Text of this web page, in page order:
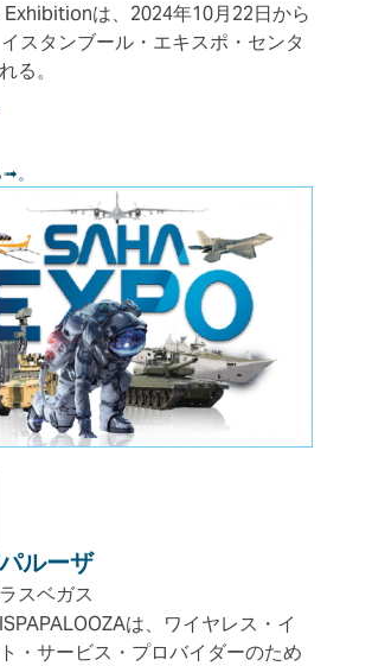
は、2024年10月22日から
スタンブール・エキスポ・センタ
る。
。
ルーザ
スベガス
は、ワイヤレス・イ
・サービス・プロバイダーのため